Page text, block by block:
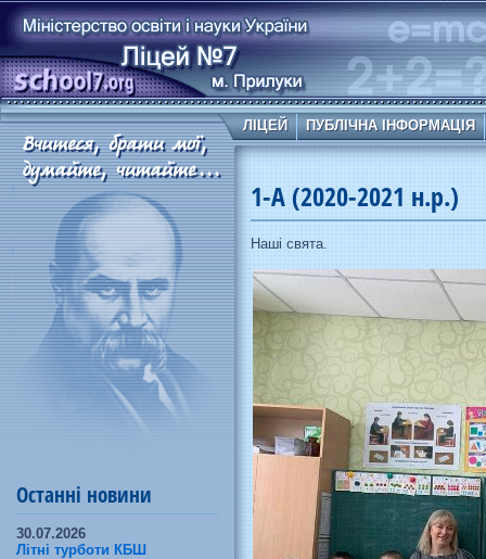
Останні новини
30.07.2026
Літні турботи КБШ
ЛІЦЕЙ ПУБЛІЧНА ІНФОРМАЦІЯ
1-А (2020-2021 н.р.)
Наші свята.